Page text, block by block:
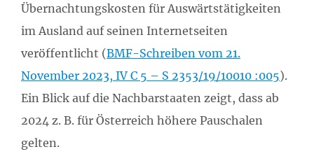
Übernachtungskosten für Auswärtstätigkeiten
im Ausland auf seinen Internetseiten
veröffentlicht (BMF-Schreiben vom 21.
November 2023, IV C 5 – S 2353/19/10010 :005).
Ein Blick auf die Nachbarstaaten zeigt, dass ab
2024 z. B. für Österreich höhere Pauschalen
gelten.